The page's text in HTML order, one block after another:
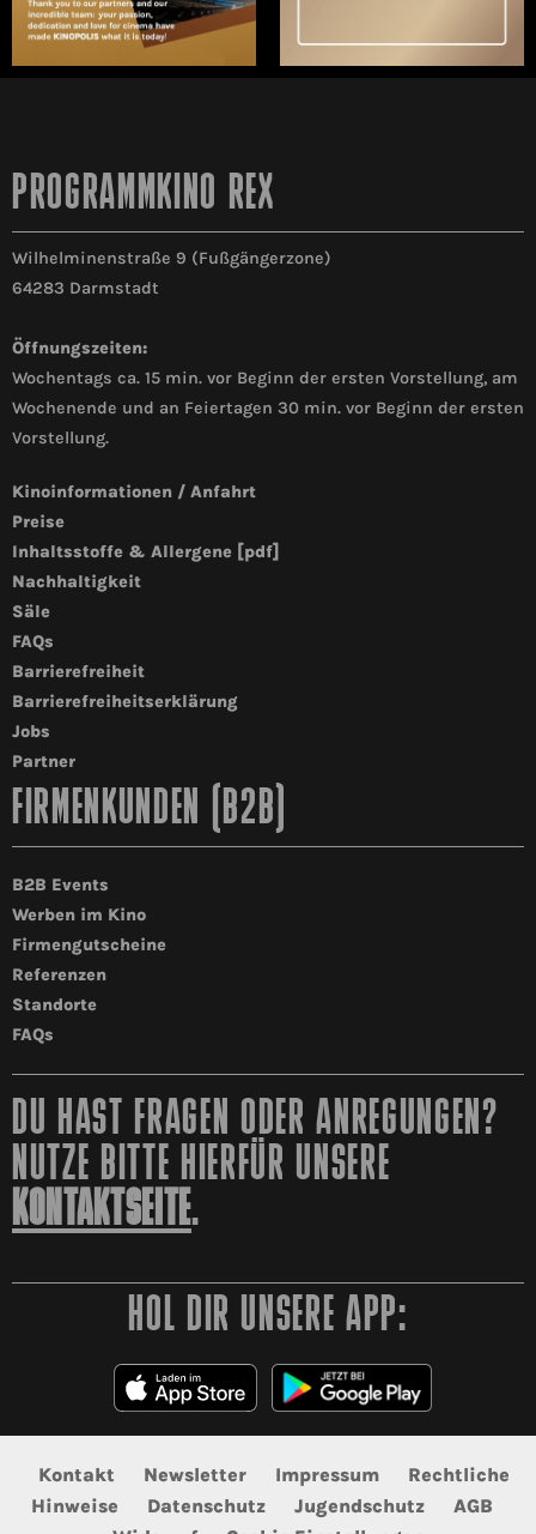
PROGRAMMKINO REX
Wilhelminenstraße 9 (Fußgängerzone)
64283 Darmstadt
Öffnungszeiten:
Wochentags ca. 15 min. vor Beginn der ersten Vorstellung, am
Wochenende und an Feiertagen 30 min. vor Beginn der ersten
Vorstellung.
Kinoinformationen / Anfahrt
Preise
Inhaltsstoffe & Allergene [pdf]
Nachhaltigkeit
Säle
FAQs
Barrierefreiheit
Barrierefreiheitserklärung
Jobs
Partner
FIRMENKUNDEN (B2B)
B2B Events
Werben im Kino
Firmengutscheine
Referenzen
Standorte
FAQs
DU HAST FRAGEN ODER ANREGUNGEN?
NUTZE BITTE HIERFÜR UNSERE
KONTAKTSEITE.
HOL DIR UNSERE APP:
Kontakt Newsletter Impressum
Rechtliche
Hinweise
Datenschutz Jugendschutz
AGB